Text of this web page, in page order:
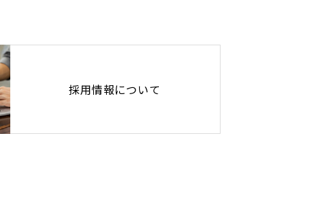
採用情報について